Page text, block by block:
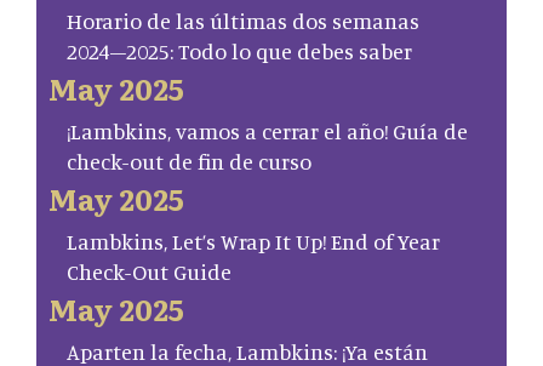
Horario de las últimas dos semanas
2024–2025: Todo lo que debes saber
May 2025
¡Lambkins, vamos a cerrar el año! Guía de
check-out de fin de curso
May 2025
Lambkins, Let’s Wrap It Up! End of Year
Check-Out Guide
May 2025
Aparten la fecha, Lambkins: ¡Ya están